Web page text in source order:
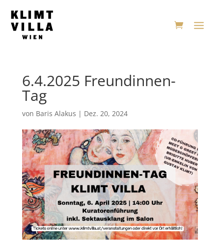
6.4.2025 Freundinnen-
Tag
von Baris Alakus | Dez. 20, 2024